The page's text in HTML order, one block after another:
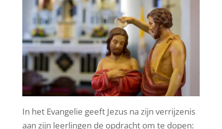
In het Evangelie geeft Jezus na zijn verrijzenis
aan zijn leerlingen de opdracht om te dopen: